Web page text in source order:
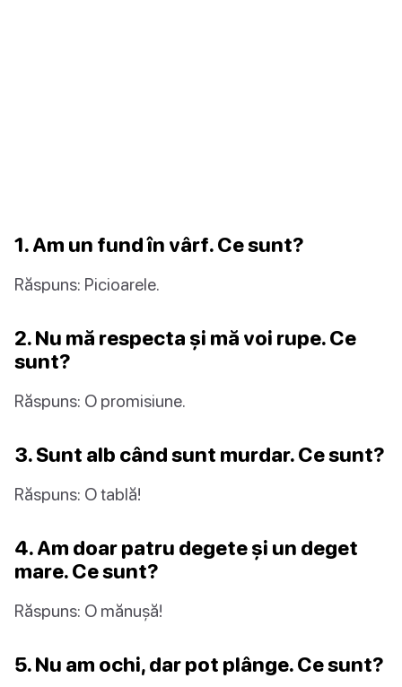
1. Am un fund în vârf. Ce sunt?
Răspuns: Picioarele.
2. Nu mă respecta și mă voi rupe. Ce
sunt?
Răspuns: O promisiune.
3. Sunt alb când sunt murdar. Ce sunt?
Răspuns: O tablă!
4. Am doar patru degete și un deget
mare. Ce sunt?
Răspuns: O mănușă!
5. Nu am ochi, dar pot plânge. Ce sunt?